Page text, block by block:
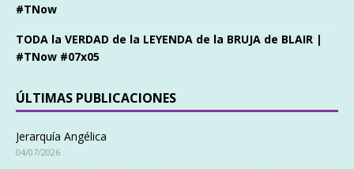
#TNow
TODA la VERDAD de la LEYENDA de la BRUJA de BLAIR |
#TNow #07x05
ÚLTIMAS PUBLICACIONES
Jerarquía Angélica
04/07/2026